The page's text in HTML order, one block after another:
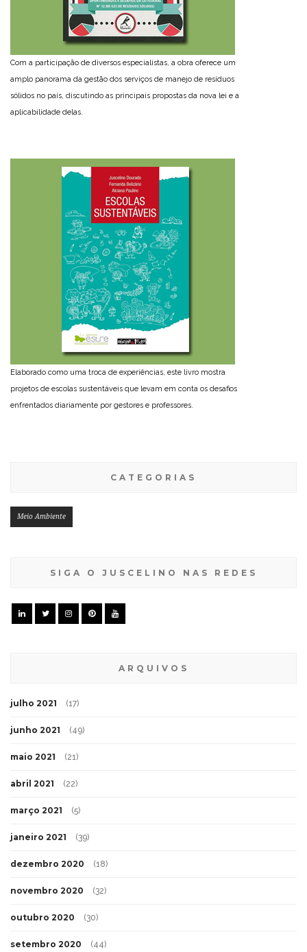
Com a participação de diversos especialistas, a obra oferece um
amplo panorama da gestão dos serviços de manejo de resíduos
sólidos no país, discutindo as principais propostas da nova lei e a
aplicabilidade delas.
Elaborado como uma troca de experiências, este livro mostra
projetos de escolas sustentáveis que levam em conta os desafios
enfrentados diariamente por gestores e professores.
CATEGORIAS
Meio Ambiente
SIGA O JUSCELINO NAS REDES
ARQUIVOS
julho 2021 (17)
junho 2021 (49)
maio 2021 (21)
abril 2021 (22)
março 2021 (5)
janeiro 2021 (39)
dezembro 2020 (18)
novembro 2020 (32)
outubro 2020 (30)
setembro 2020 (44)